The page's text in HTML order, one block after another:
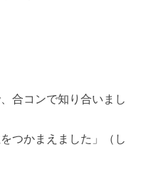
合コンで知り合いまし
つかまえました」（し